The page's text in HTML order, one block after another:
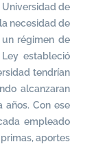
de
necesidad de
régimen de
estableció
tendrían
alcanzaran
años. Con ese
empleado
aportes